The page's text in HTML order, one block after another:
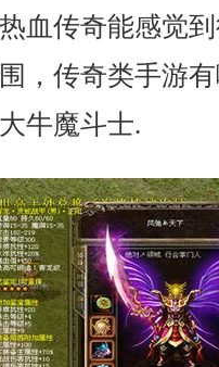
血传奇能感觉
，传奇类手游
牛魔斗士.